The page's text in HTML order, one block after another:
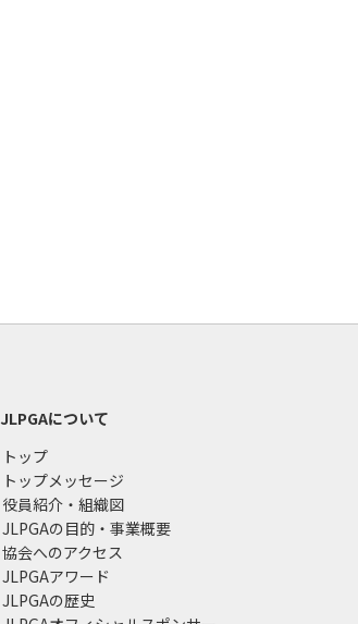
JLPGAについて
トップ
トップメッセージ
役員紹介・組織図
JLPGAの目的・事業概要
協会へのアクセス
JLPGAアワード
JLPGAの歴史